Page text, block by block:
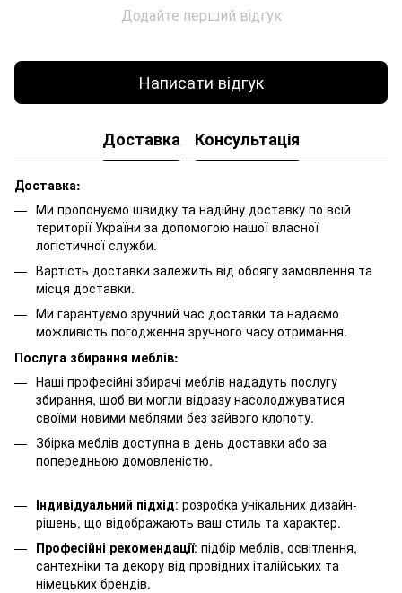
Додайте перший відгук
Написати відгук
Доставка Консультація
Доставка:
Ми пропонуємо швидку та надійну доставку по всій
території України за допомогою нашої власної
логістичної служби.
Вартість доставки залежить від обсягу замовлення та
місця доставки.
Ми гарантуємо зручний час доставки та надаємо
можливість погодження зручного часу отримання.
Послуга збирання меблів:
Наші професійні збирачі меблів нададуть послугу
збирання, щоб ви могли відразу насолоджуватися
своїми новими меблями без зайвого клопоту.
Збірка меблів доступна в день доставки або за
попередньою домовленістю.
Індивідуальний підхід: розробка унікальних дизайн-
рішень, що відображають ваш стиль та характер.
Професійні рекомендації: підбір меблів, освітлення,
сантехніки та декору від провідних італійських та
німецьких брендів.